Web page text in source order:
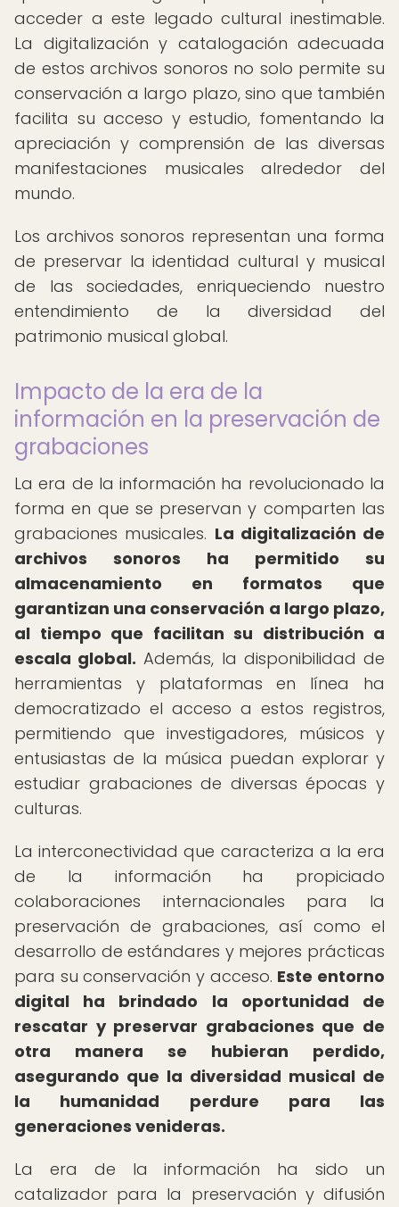
acceder a este legado cultural inestimable.
La digitalización y catalogación adecuada
de estos archivos sonoros no solo permite su
conservación a largo plazo, sino que también
facilita su acceso y estudio, fomentando la
apreciación y comprensión de las diversas
manifestaciones musicales alrededor del
mundo.
Los archivos sonoros representan una forma
de preservar la identidad cultural y musical
de las sociedades, enriqueciendo nuestro
entendimiento de la diversidad del
patrimonio musical global.
Impacto de la era de la
información en la preservación de
grabaciones
La era de la información ha revolucionado la
forma en que se preservan y comparten las
grabaciones musicales. La digitalización de
archivos sonoros ha permitido su
almacenamiento en formatos que
garantizan una conservación a largo plazo,
al tiempo que facilitan su distribución a
escala global. Además, la disponibilidad de
herramientas y plataformas en línea ha
democratizado el acceso a estos registros,
permitiendo que investigadores, músicos y
entusiastas de la música puedan explorar y
estudiar grabaciones de diversas épocas y
culturas.
La interconectividad que caracteriza a la era
de la información ha propiciado
colaboraciones internacionales para la
preservación de grabaciones, así como el
desarrollo de estándares y mejores prácticas
para su conservación y acceso. Este entorno
digital ha brindado la oportunidad de
rescatar y preservar grabaciones que de
otra manera se hubieran perdido,
asegurando que la diversidad musical de
la humanidad perdure para las
generaciones venideras.
La era de la información ha sido un
catalizador para la preservación y difusión